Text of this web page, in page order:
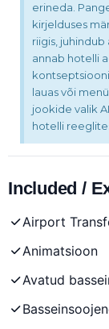
erineda.
kirjelduses
riigis,
annab hotelli
lauas või
jookide valik
hotelli
Included /
Airport
Animatsioon
Avatud